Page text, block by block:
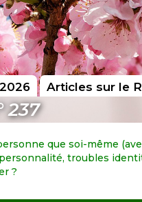
Articles sur le
237
que soi-même
troubles
?